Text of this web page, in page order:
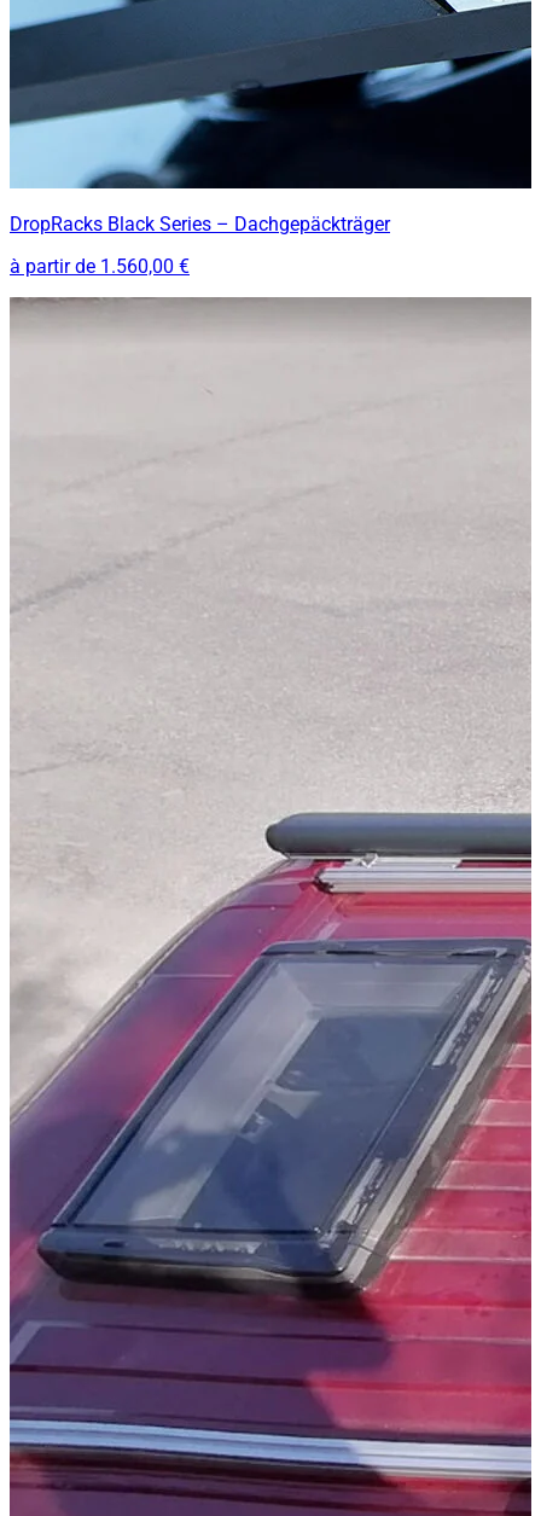
DropRacks Black Series – Dachgepäckträger
à partir de 1.560,00 €